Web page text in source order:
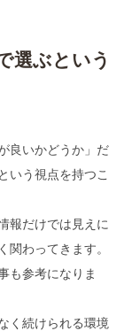
選ぶという
良いかどうか」だ
いう視点を持つこ
報だけでは見えに
関わってきます。
も参考になりま
く続けられる環境